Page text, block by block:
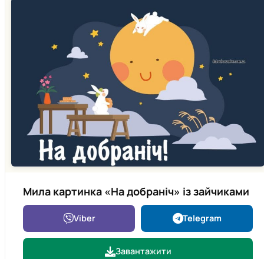
Мила картинка «На добраніч» із зайчиками
Viber Telegram
Завантажити